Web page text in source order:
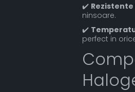
✔️ Rezistente
ninsoare.
✔️
perfect in